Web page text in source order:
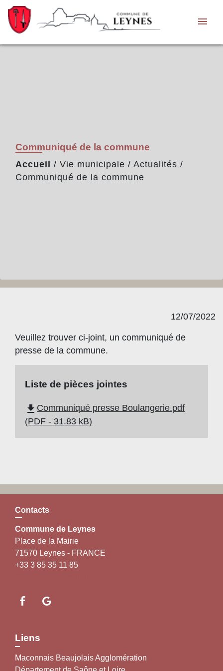
menu
Communiqué de la commune
Accueil / Vie municipale / Actualités /
Communiqué de la commune
12/07/2022
Veuillez trouver ci-joint, un communiqué de
presse de la commune.
Liste de pièces jointes
file_download Communiqué presse Boulangerie.pdf
(PDF - 31.83 kB)
Contacts
Commune de Leynes
Place de la Mairie
71570 Leynes - FRANCE
+33 3 85 35 11 85
Liens
Maconnais Beaujolais Agglomération